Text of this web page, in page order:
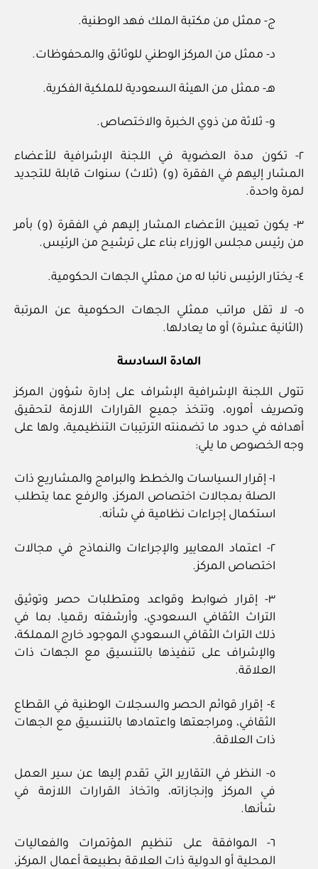
ج- ممثل من مكتبة الملك فهد الوطنية.
د- ممثل من المركز الوطني للوثائق والمحفوظات.
هـ- ممثل من الهيئة السعودية للملكية الفكرية.
و- ثلاثة من ذوي الخبرة والاختصاص.
٢- تكون مدة العضوية في اللجنة الإشرافية للأعضاء
المشار إليهم في الفقرة (و) (ثلاث) سنوات قابلة للتجديد
لمرة واحدة.
٣- يكون تعيين الأعضاء المشار إليهم في الفقرة (و) بأمر
من رئيس مجلس الوزراء بناء على ترشيح من الرئيس.
٤- يختار الرئيس نائبا له من ممثلي الجهات الحكومية.
٥- لا تقل مراتب ممثلي الجهات الحكومية عن المرتبة
(الثانية عشرة) أو ما يعادلها.
المادة السادسة
تتولى اللجنة الإشرافية الإشراف على إدارة شؤون المركز
وتصريف أموره، وتتخذ جميع القرارات اللازمة لتحقيق
أهدافه في حدود ما تضمنته الترتيبات التنظيمية، ولها على
وجه الخصوص ما يلي:
١- إقرار السياسات والخطط والبرامج والمشاريع ذات
الصلة بمجالات اختصاص المركز، والرفع عما يتطلب
استكمال إجراءات نظامية في شأنه.
٢- اعتماد المعايير والإجراءات والنماذج في مجالات
اختصاص المركز.
٣- إقرار ضوابط وقواعد ومتطلبات حصر وتوثيق
التراث الثقافي السعودي، وأرشفته رقميا، بما في
ذلك التراث الثقافي السعودي الموجود خارج المملكة،
والإشراف على تنفيذها بالتنسيق مع الجهات ذات
العلاقة.
٤- إقرار قوائم الحصر والسجلات الوطنية في القطاع
الثقافي، ومراجعتها واعتمادها بالتنسيق مع الجهات
ذات العلاقة.
٥- النظر في التقارير التي تقدم إليها عن سير العمل
في المركز وإنجازاته، واتخاذ القرارات اللازمة في
شأنها.
٦- الموافقة على تنظيم المؤتمرات والفعاليات
المحلية أو الدولية ذات العلاقة بطبيعة أعمال المركز،